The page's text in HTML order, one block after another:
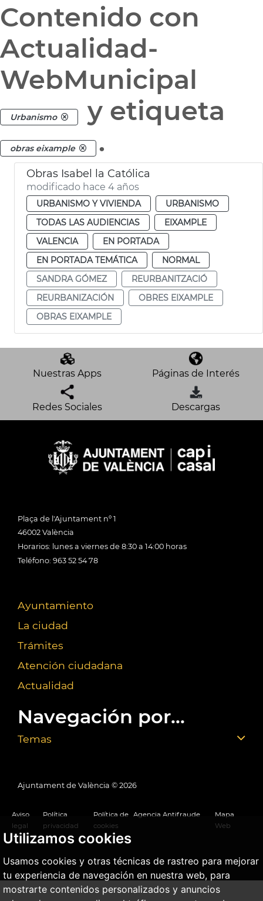
Utilizamos cookies
Usamos cookies y otras técnicas de rastreo para mejorar
tu experiencia de navegación en nuestra web, para
mostrarte contenidos personalizados y anuncios
Contenido con
Actualidad-
WebMunicipal
Urbanismo y etiqueta
obras eixample .
Obras Isabel la Católica
modificado hace 4 años
URBANISMO Y VIVIENDA
URBANISMO
TODAS LAS AUDIENCIAS
EIXAMPLE
VALENCIA
EN PORTADA
EN PORTADA TEMÁTICA
NORMAL
SANDRA GÓMEZ
REURBANITZACIÓ
REURBANIZACIÓN
OBRES EIXAMPLE
OBRAS EIXAMPLE
Nuestras Apps Páginas de Interés
Redes Sociales Descargas
Plaça de l'Ajuntament nº 1
46002 València
Horarios: lunes a viernes de 8:30 a 14:00 horas
Teléfono: 963 52 54 78
Ayuntamiento
La ciudad
Trámites
Atención ciudadana
Actualidad
Navegación por...
Temas
Ajuntament de València © 2026
Aviso
legal
Política
privacidad
Política de
cookies
Agencia Antifraude
Mapa
Web